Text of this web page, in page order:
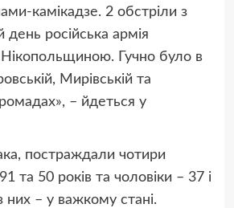
камікадзе. 2 обстріли з
день російська армія
Гучно було в
Мирівській та
– йдеться у
постраждали чотири
та 50 років та чоловіки – 37 і
них – у важкому стані.